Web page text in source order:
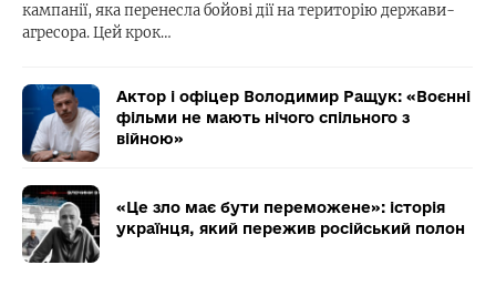
кампанії, яка перенесла бойові дії на територію держави-
агресора. Цей крок…
Актор і офіцер Володимир Ращук: «Воєнні
фільми не мають нічого спільного з
війною»
«Це зло має бути переможене»: історія
українця, який пережив російський полон